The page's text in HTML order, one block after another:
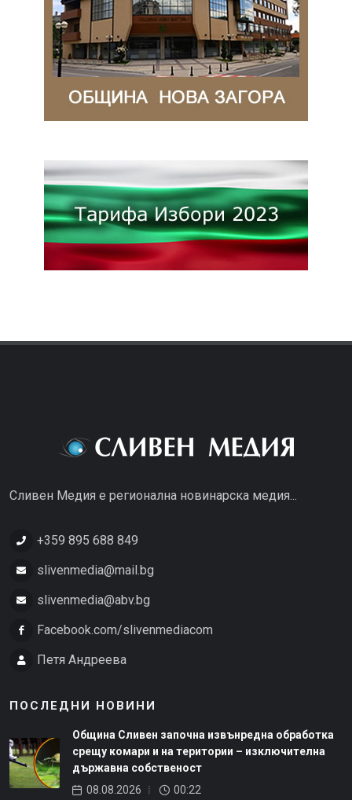
Сливен Медия е регионална новинарска медия...
+359 895 688 849
slivenmedia@mail.bg
slivenmedia@abv.bg
Facebook.com/slivenmediacom
Петя Андреева
ПОСЛЕДНИ НОВИНИ
Община Сливен започна извънредна обработка
срещу комари и на територии – изключителна
държавна собственост
08.08.2026
00:22